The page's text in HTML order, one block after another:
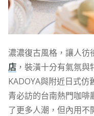
濃濃復古風格，讓人彷
店，裝潢十分有氣氛與
KADOYA與附近日式
青必訪的台南熱門咖啡
了更多人潮，但內用不